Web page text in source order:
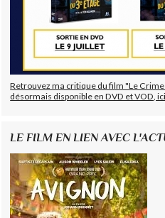
Retrouvez ma critique du film "Le Crime
désormais disponible en DVD et VOD, ici
LE FILM EN LIEN AVEC